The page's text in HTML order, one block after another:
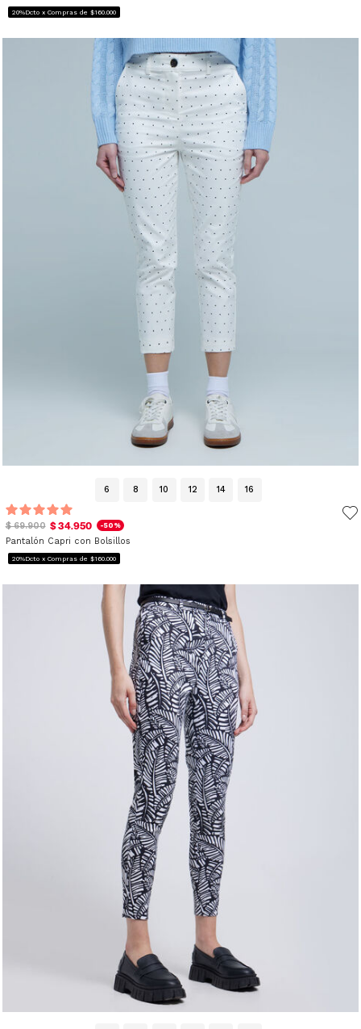
20%Dcto x Compras de $160.000
6 8 10 12 14 16
$ 69.900 $ 34.950 -50%
Pantalón Capri con Bolsillos
20%Dcto x Compras de $160.000